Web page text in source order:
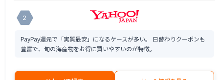
2
PayPay還元で「実質最安」になるケースが多い。 日替わりクーポンも
豊富で、旬の海産物をお得に買いやすいのが特徴。